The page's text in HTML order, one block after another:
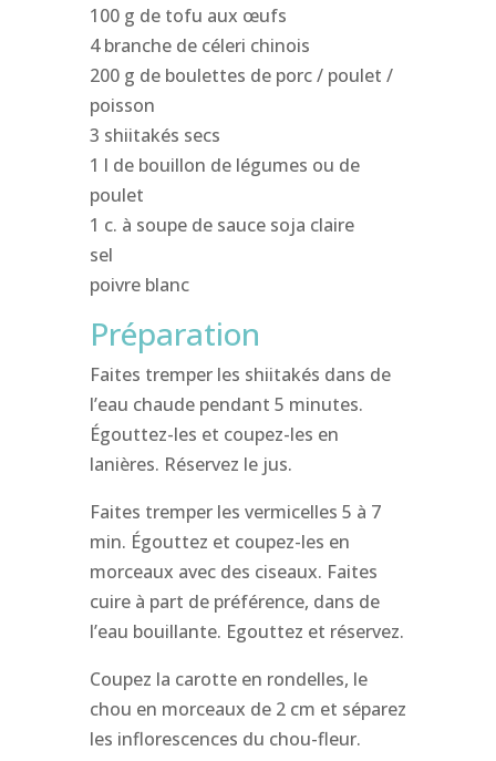
100 g de tofu aux œufs
4 branche de céleri chinois
200 g de boulettes de porc / poulet /
poisson
3 shiitakés secs
1 l de bouillon de légumes ou de
poulet
1 c. à soupe de sauce soja claire
sel
poivre blanc
Préparation
Faites tremper les shiitakés dans de
l’eau chaude pendant 5 minutes.
Égouttez-les et coupez-les en
lanières. Réservez le jus.
Faites tremper les vermicelles 5 à 7
min. Égouttez et coupez-les en
morceaux avec des ciseaux. Faites
cuire à part de préférence, dans de
l’eau bouillante. Egouttez et réservez.
Coupez la carotte en rondelles, le
chou en morceaux de 2 cm et séparez
les inflorescences du chou-fleur.